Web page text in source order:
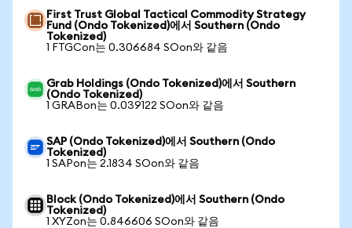
First Trust Global Tactical Commodity Strategy
Fund (Ondo Tokenized)에서 Southern (Ondo
Tokenized)
1 FTGCon는 0.306684 SOon와 같음
Grab Holdings (Ondo Tokenized)에서 Southern
(Ondo Tokenized)
1 GRABon는 0.039122 SOon와 같음
SAP (Ondo Tokenized)에서 Southern (Ondo
Tokenized)
1 SAPon는 2.1834 SOon와 같음
Block (Ondo Tokenized)에서 Southern (Ondo
Tokenized)
1 XYZon는 0.846606 SOon와 같음